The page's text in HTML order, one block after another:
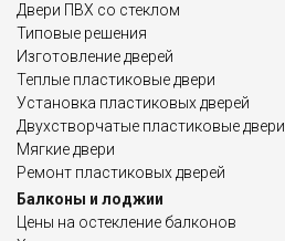
Двери ПВХ со стеклом
Типовые решения
Изготовление дверей
Теплые пластиковые двери
Установка пластиковых дверей
Двухстворчатые пластиковые двери
Мягкие двери
Ремонт пластиковых дверей
Балконы и лоджии
Цены на остекление балконов